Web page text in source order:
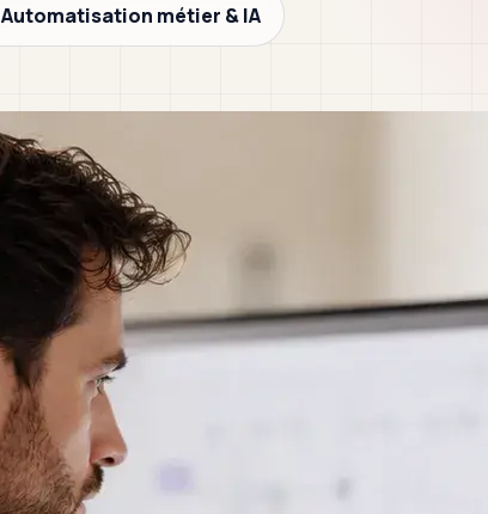
Automatisation métier & IA